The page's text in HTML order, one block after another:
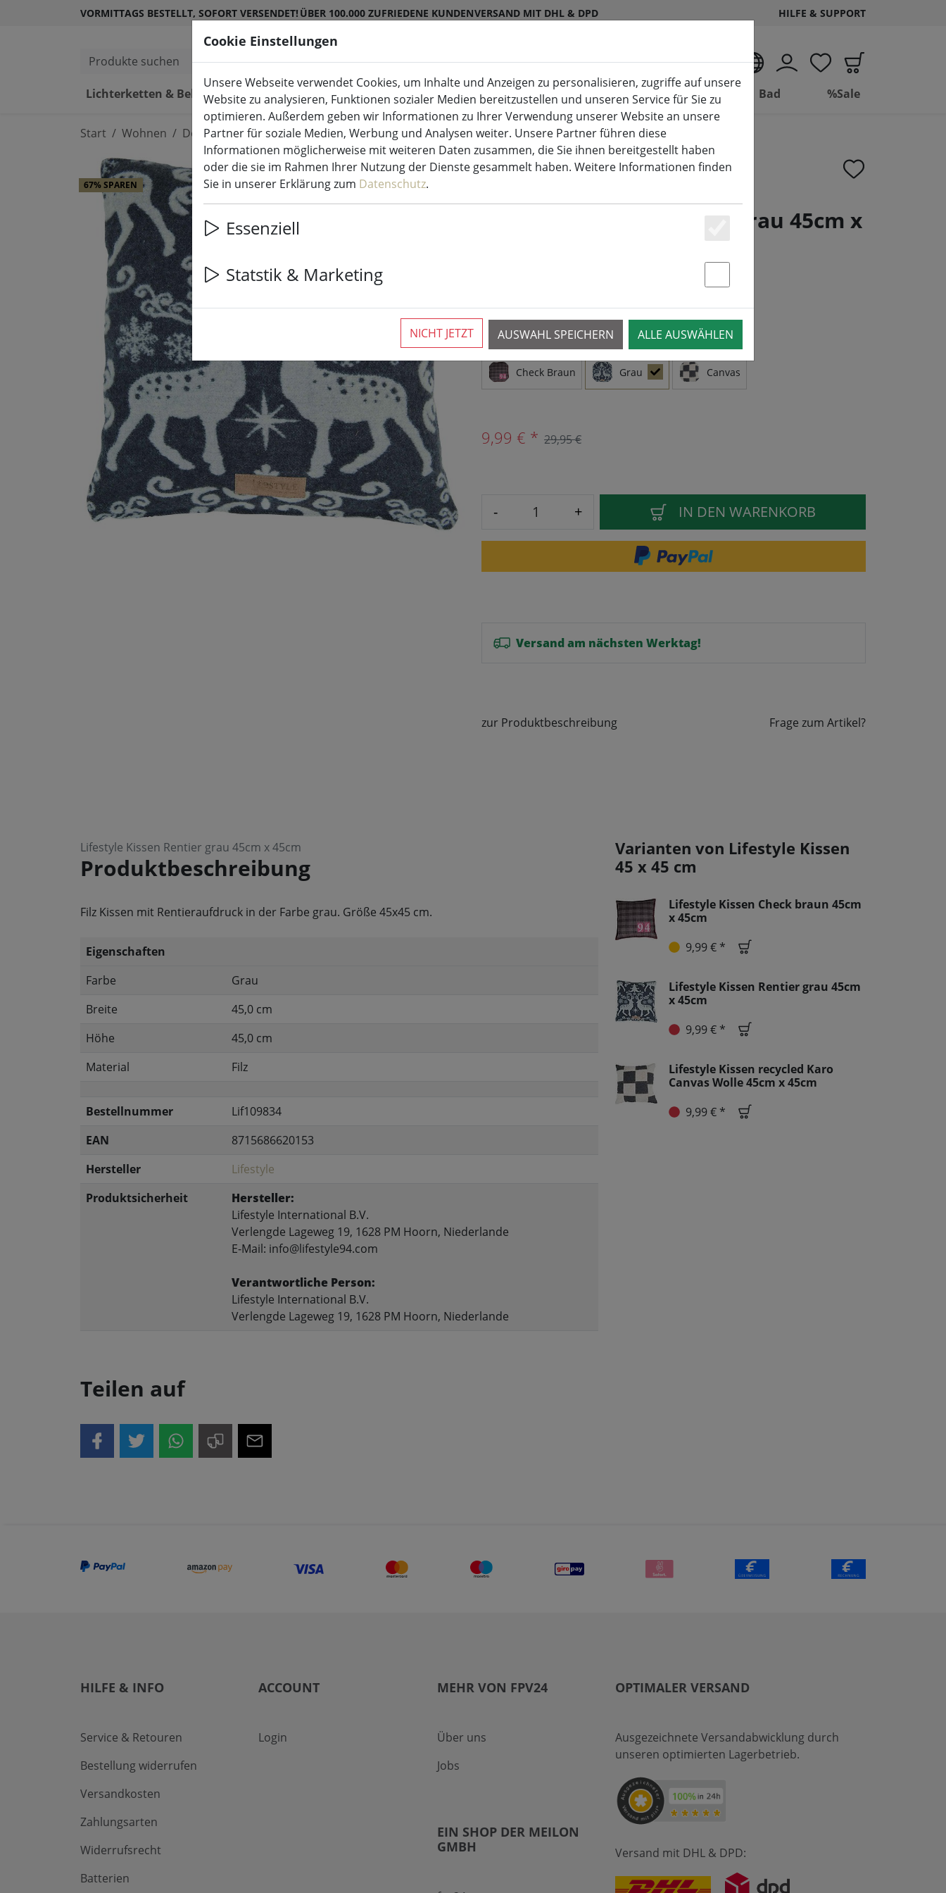
VORMITTAGS BESTELLT, SOFORT VERSENDET! ÜBER 100.000 ZUFRIEDENE KUNDENVERSAND MIT DHL & DPD HILFE & SUPPORT
Produkte suchen
DE
Lichterketten & Beleuchtung
LED-Kerzen Indoor & Outdoor Küche & Essen Wohnen Bad %Sale
Start Wohnen Decken, Kissen & Co.
Lifestyle Kissen Rentier grau 45cm x
67% SPAREN
VARIANTEN
Check Braun Grau Canvas
9,99 € * 29,95 €
- + IN DEN WARENKORB
Versand am nächsten Werktag!
zur Produktbeschreibung Frage zum Artikel?
Lifestyle Kissen Rentier grau 45cm x 45cm
Produktbeschreibung
Filz Kissen mit Rentieraufdruck in der Farbe grau. Größe 45x45 cm.
Eigenschaften
Farbe
Grau
Breite
45,0 cm
Höhe
45,0 cm
Material
Filz
Bestellnummer
Lif109834
EAN
8715686620153
Hersteller
Lifestyle
Produktsicherheit
Hersteller:
Lifestyle International B.V.
Verlengde Lageweg 19, 1628 PM Hoorn, Niederlande
E-Mail: info@lifestyle94.com
Verantwortliche Person:
Lifestyle International B.V.
Verlengde Lageweg 19, 1628 PM Hoorn, Niederlande
Teilen auf
Varianten von Lifestyle Kissen
45 x 45 cm
Lifestyle Kissen Check braun 45cm
x 45cm
9,99 € *
Lifestyle Kissen Rentier grau 45cm
x 45cm
9,99 € *
Lifestyle Kissen recycled Karo
Canvas Wolle 45cm x 45cm
9,99 € *
HILFE & INFO
Service & Retouren
Bestellung widerrufen
Versandkosten
Zahlungsarten
Widerrufsrecht
Batterien
ACCOUNT
Login
MEHR VON FPV24
Über uns
Jobs
EIN SHOP DER MEILON
GMBH
OPTIMALER VERSAND
Ausgezeichnete Versandabwicklung durch
unseren optimierten Lagerbetrieb.
Versand mit DHL & DPD:
Cookie Einstellungen
Unsere Webseite verwendet Cookies, um Inhalte und Anzeigen zu personalisieren, zugriffe auf unsere
Website zu analysieren, Funktionen sozialer Medien bereitzustellen und unseren Service für Sie zu
optimieren. Außerdem geben wir Informationen zu Ihrer Verwendung unserer Website an unsere
Partner für soziale Medien, Werbung und Analysen weiter. Unsere Partner führen diese
Informationen möglicherweise mit weiteren Daten zusammen, die Sie ihnen bereitgestellt haben
oder die sie im Rahmen Ihrer Nutzung der Dienste gesammelt haben. Weitere Informationen finden
Sie in unserer Erklärung zum Datenschutz.
Essenziell
Statstik & Marketing
AUSWAHL SPEICHERN ALLE AUSWÄHLEN
NICHT JETZT